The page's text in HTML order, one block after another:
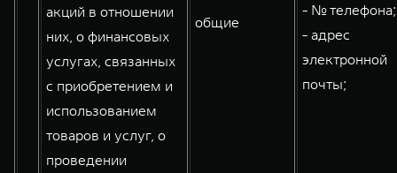
акций в отношении
них, о финансовых
услугах, связанных
с приобретением и
использованием
товаров и услуг, о
проведении
общие
- № телефона;
- адрес
электронной
почты;